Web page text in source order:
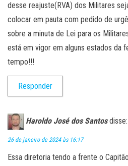
desse reajuste(RVA) dos Militares
colocar em pauta com pedido de
sobre a minuta de Lei para os
está em vigor em alguns estados da
tempo!!!
Responder
Haroldo José dos Santos disse:
26 de janeiro de 2024 às 16:17
Essa diretoria tendo a frente o